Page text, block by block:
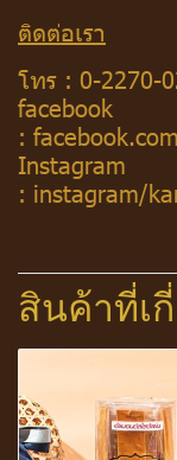
ติดต่อเรา
โทร : 0-2270-
facebook
:
Instagram
: instagram/
สินค้าที่เ